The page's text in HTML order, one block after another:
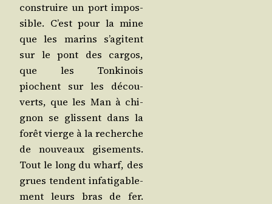
construire un port impos­
sible. C’est pour la mine
que les marins s’a­gitent
sur le pont des car­gos,
que les Ton­ki­nois
piochent sur les décou­
verts, que les Man à chi­
gnon se glissent dans la
forêt vierge à la recherche
de nou­veaux gise­ments.
Tout le long du wharf, des
grues tendent infa­ti­ga­ble­
ment leurs bras de fer.